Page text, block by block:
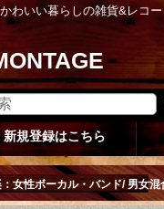
わいい暮らしの雑貨&レコ
新規登録はこちら
女性ボーカル・バンド/ 男女